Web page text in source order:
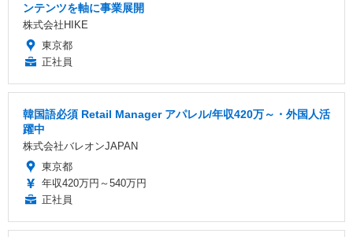
ンテンツを軸に事業展開
株式会社HIKE
東京都
正社員
韓国語必須 Retail Manager アパレル/年収420万～・外国人活
躍中
株式会社バレオンJAPAN
東京都
年収420万円～540万円
正社員